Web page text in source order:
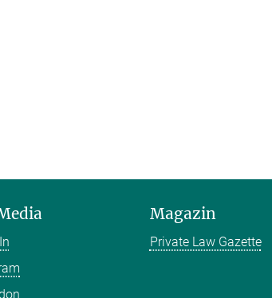
Magazin
Private Law Gazette